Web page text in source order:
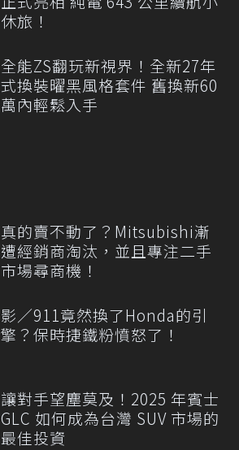
休旅！
全能ZS翻玩新視界！全新27年
式換裝曜黑風格套件 舊換新60
萬內輕鬆入手
真的賣不動了？Mitsubishi漸
遭經銷商淘汰，並且專注二手
市場尋商機！
影／911竟然換了Honda的引
擎？保時捷鐵粉憤怒了！
讓對手望塵莫及！2025 年賓士
GLC 如何成為台灣 SUV 市場的
最佳投資